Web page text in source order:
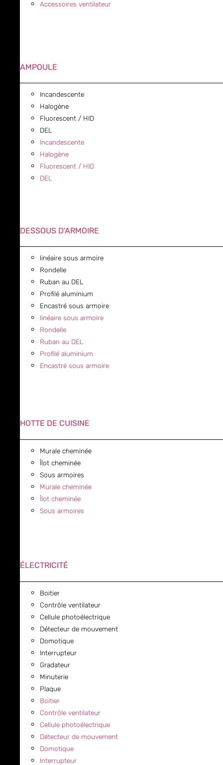
Accessoires ventilateur
AMPOULE
Incandescente
Halogène
Fluorescent / HID
DEL
Incandescente
Halogène
Fluorescent / HID
DEL
DESSOUS D'ARMOIRE
linéaire sous armoire
Rondelle
Ruban au DEL
Profilé aluminium
Encastré sous armoire
linéaire sous armoire
Rondelle
Ruban au DEL
Profilé aluminium
Encastré sous armoire
HOTTE DE CUISINE
Murale cheminée
Îlot cheminée
Sous armoires
Murale cheminée
Îlot cheminée
Sous armoires
ÉLECTRICITÉ
Boitier
Contrôle ventilateur
Cellule photoélectrique
Détecteur de mouvement
Domotique
Interrupteur
Gradateur
Minuterie
Plaque
Boitier
Contrôle ventilateur
Cellule photoélectrique
Détecteur de mouvement
Domotique
Interrupteur